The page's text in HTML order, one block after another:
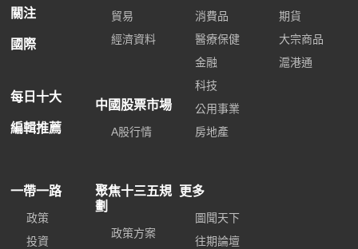
關注
國際
每日十大
編輯推薦
貿易
經濟資料
中國股票市場
A股行情
消費品
醫療保健
金融
科技
公用事業
房地產
期貨
大宗商品
滬港通
一帶一路
政策
投資
聚焦十三五規
劃
政策方案
更多
圖聞天下
往期論壇